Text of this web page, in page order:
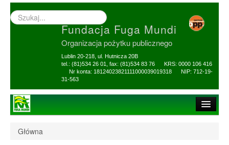
Wyszukiwarka
–
Fundacja Fuga Mundi
Organizacja pożytku publicznego
Lublin 20-218, ul. Hutnicza 20B
tel.: (81)534 26 01, fax: (81)534 83 76 KRS: 0000 106 416
Nr konta: 18124023821111000039019318 NIP: 712-19-
31-563
Główna